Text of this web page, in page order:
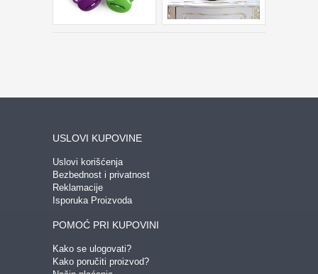
USLOVI KUPOVINE
Uslovi korišćenja
Bezbednost i privatnost
Reklamacije
Isporuka Proizvoda
POMOĆ PRI KUPOVINI
Kako se ulogovati?
Kako poručiti proizvod?